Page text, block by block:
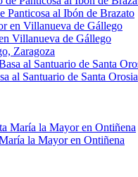
Panticosa al Ibón de Brazato
Villanueva de Gállego
Zaragoza
al Santuario de Santa Orosia
la Mayor en Ontiñena